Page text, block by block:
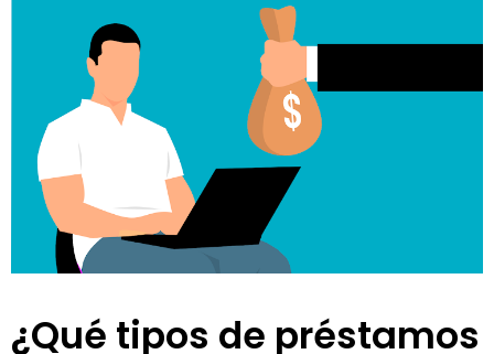
¿Qué tipos de préstamos